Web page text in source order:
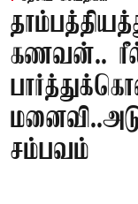
கணவன்..
சம்பவம்